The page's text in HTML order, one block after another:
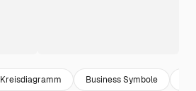
Kreisdiagramm Business Symbole